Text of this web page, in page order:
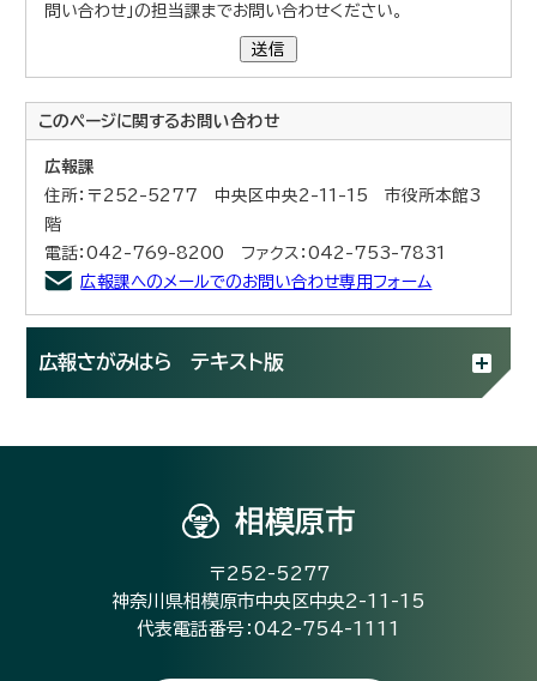
問い合わせ」の担当課までお問い合わせください。
送信
このページに関するお問い合わせ
広報課
住所：〒252-5277 中央区中央2-11-15 市役所本館3
階
電話：042-769-8200 ファクス：042-753-7831
広報課へのメールでのお問い合わせ専用フォーム
広報さがみはら テキスト版
相模原市
〒252-5277
神奈川県相模原市中央区中央2-11-15
代表電話番号：042-754-1111